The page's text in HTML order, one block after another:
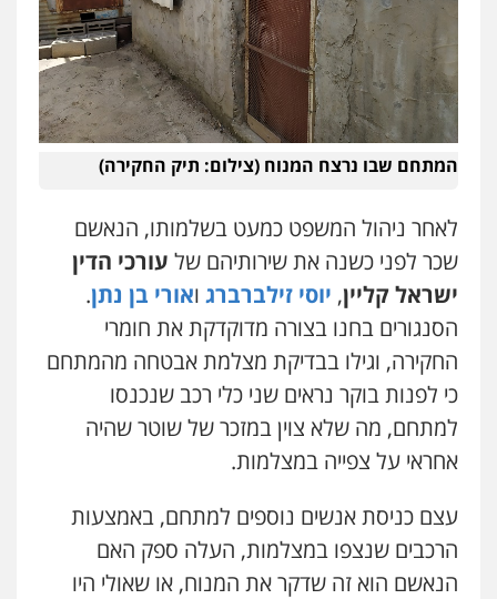
המתחם שבו נרצח המנוח (צילום: תיק החקירה)
לאחר ניהול המשפט כמעט בשלמותו, הנאשם
שכר לפני כשנה את שירותיהם של עורכי הדין
ישראל קליין, יוסי זילברברג ואורי בן נתן.
הסנגורים בחנו בצורה מדוקדקת את חומרי
החקירה, וגילו בבדיקת מצלמת אבטחה מהמתחם
כי לפנות בוקר נראים שני כלי רכב שנכנסו
למתחם, מה שלא צוין במזכר של שוטר שהיה
אחראי על צפייה במצלמות.
עצם כניסת אנשים נוספים למתחם, באמצעות
הרכבים שנצפו במצלמות, העלה ספק האם
הנאשם הוא זה שדקר את המנוח, או שאולי היו